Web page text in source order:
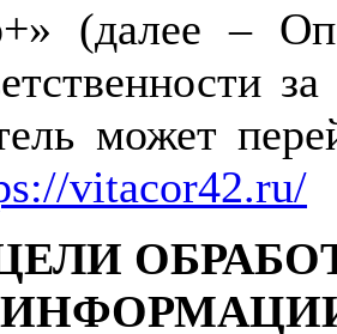
(далее –
может
vitacor42.ru/